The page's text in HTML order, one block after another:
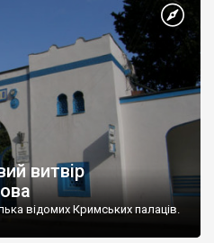
витвір
відомих Кримських палаців.